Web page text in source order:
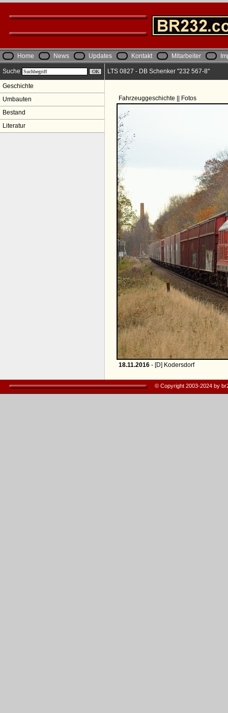
Home News Updates Kontakt Mitarbeiter
Suche
Geschichte
Umbauten
Bestand
Literatur
LTS 0827 - DB Schenker "232 567-8"
Fahrzeuggeschichte || Fotos
18.11.2016- [D] Kodersdorf
© Copyright 2003-2024 by